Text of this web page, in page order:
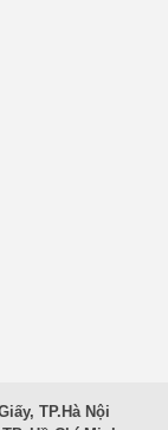
TP.Hà Nội